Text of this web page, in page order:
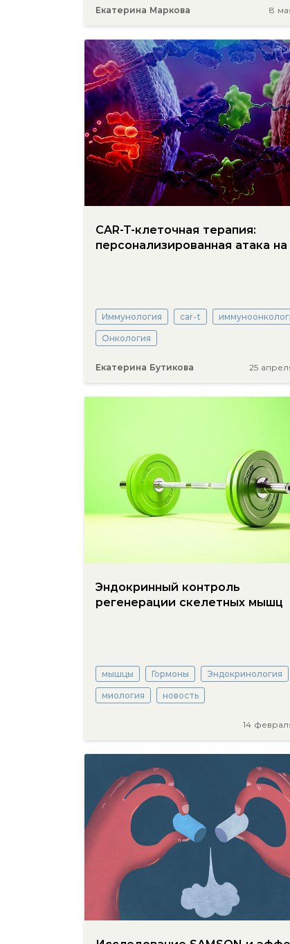
Екатерина Маркова 8
CAR-T-клеточная терапия:
персонализированная атака на
Иммунология car-t
Онкология
Екатерина Бутикова 25
Эндокринный контроль
регенерации скелетных мышц
мышцы Гормоны Эндокринология
миология новость
14